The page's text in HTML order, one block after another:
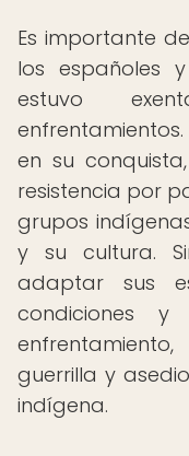
Es importante
los españoles
estuvo
en su
resistencia por
grupos
y su cultura.
adaptar sus
condiciones
guerrilla y
indígena.